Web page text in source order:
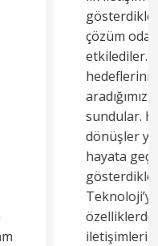
samimiyet ve
bizi fazlasıyla
ve
tam da
çözümler
ve etkili geri
başarıyla
işçilikleri, Gusto
ayıran en önemli
süreçteki şeffaf
yüksek kaliteli